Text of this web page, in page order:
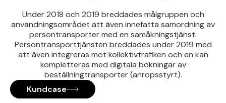
Under 2018 och 2019 breddades målgruppen och
användningsområdet att även innefatta samordning av
persontransporter med en samåkningstjänst.
Persontransporttjänsten breddades under 2019 med
att även integreras mot kollektivtrafiken och en kan
kompletteras med digitala bokningar av
beställningtransporter (anropsstyrt).
Kundcase